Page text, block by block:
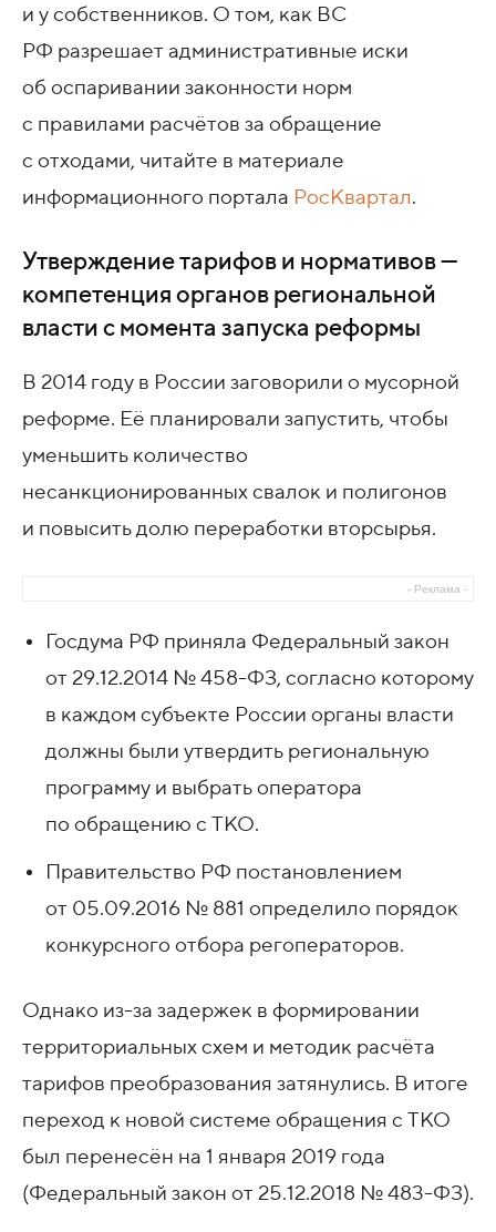
и у собственников. О том, как ВС
РФ разрешает административные иски
об оспаривании законности норм
с правилами расчётов за обращение
с отходами, читайте в материале
информационного портала РосКвартал.
Утверждение тарифов и нормативов —
компетенция органов региональной
власти с момента запуска реформы
В 2014 году в России заговорили о мусорной
реформе. Её планировали запустить, чтобы
уменьшить количество
несанкционированных свалок и полигонов
и повысить долю переработки вторсырья.
- Реклама -
Госдума РФ приняла Федеральный закон
от 29.12.2014 № 458-ФЗ, согласно которому
в каждом субъекте России органы власти
должны были утвердить региональную
программу и выбрать оператора
по обращению с ТКО.
Правительство РФ постановлением
от 05.09.2016 № 881 определило порядок
конкурсного отбора регоператоров.
Однако из-за задержек в формировании
территориальных схем и методик расчёта
тарифов преобразования затянулись. В итоге
переход к новой системе обращения с ТКО
был перенесён на 1 января 2019 года
(Федеральный закон от 25.12.2018 № 483-ФЗ).